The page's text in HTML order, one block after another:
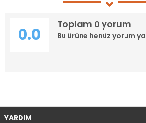
Toplam 0 yorum
Bu ürüne henüz yorum
0.0
YARDIM